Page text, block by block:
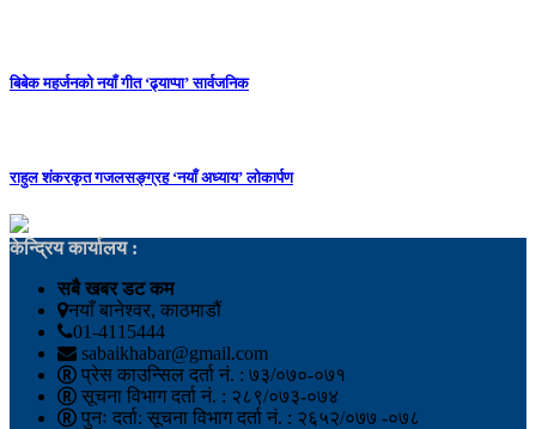
बिबेक महर्जनको नयाँ गीत ‘ढ्याप्पा’ सार्वजनिक
राहुल शंकरकृत गजलसङ्ग्रह ‘नयाँ अध्याय’ लोकार्पण
केन्द्रिय कार्यालय :
सबै खबर डट कम
नयाँ बानेश्वर, काठमाडौं
01-4115444
sabaikhabar@gmail.com
प्रेस काउन्सिल दर्ता नं. : ७३/०७०-०७१
सूचना विभाग दर्ता नं. : २८९/०७३-०७४
पुनः दर्ता: सूचना विभाग दर्ता नं. : २६५२/०७७ -०७८